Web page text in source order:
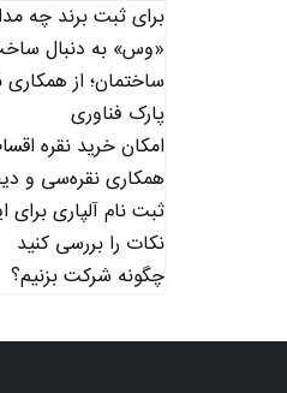
برای ثبت برند چه
«وس» به دنبال
ساختمان؛ از همکاری
پارک فناوری
همکاری نقره‌سی و
ثبت نام آلپاری برای
نکات را بررسی کنید
چگونه شرکت بزنیم؟